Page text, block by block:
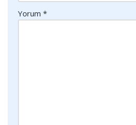
Yorum *